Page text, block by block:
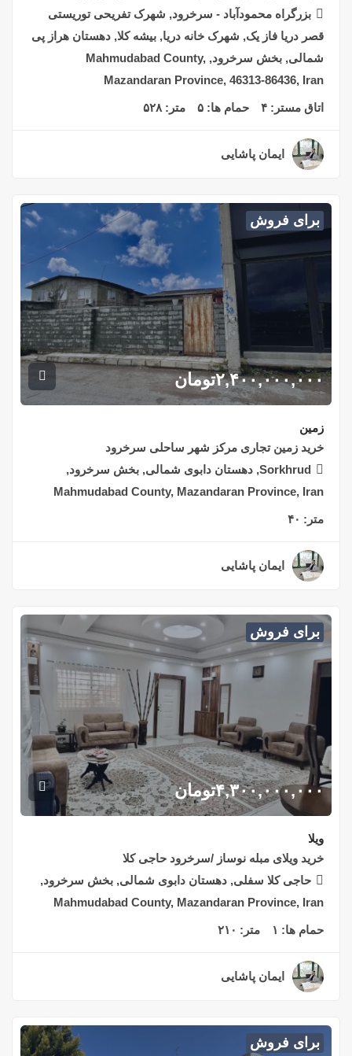
بزرگراه محمودآباد - سرخرود, شهرک تفریحی توریستی
قصر دریا فاز یک, شهرک خانه دریا, بیشه کلا, دهستان هراز پی
شمالی, بخش سرخرود, Mahmudabad County,
Mazandaran Province, 46313-86436, Iran
اتاق مستر: ۴ حمام ها: ۵ متر:۵۲۸
ایمان پاشایی
برای فروش
۲,۴۰۰,۰۰۰,۰۰۰تومان
زمین
خرید زمین تجاری مرکز شهر ساحلی سرخرود
Sorkhrud, دهستان دابوی شمالی, بخش سرخرود,
Mahmudabad County, Mazandaran Province, Iran
متر: ۴۰
ایمان پاشایی
برای فروش
۴,۳۰۰,۰۰۰,۰۰۰تومان
ویلا
خرید ویلای مبله نوساز /سرخرود حاجی کلا
حاجی کلا سفلی, دهستان دابوی شمالی, بخش سرخرود,
Mahmudabad County, Mazandaran Province, Iran
حمام ها: ۱ متر: ۲۱۰
ایمان پاشایی
برای فروش